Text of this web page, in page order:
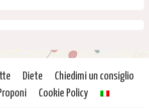
Diete
Chiedimi un consiglio
Cookie Policy